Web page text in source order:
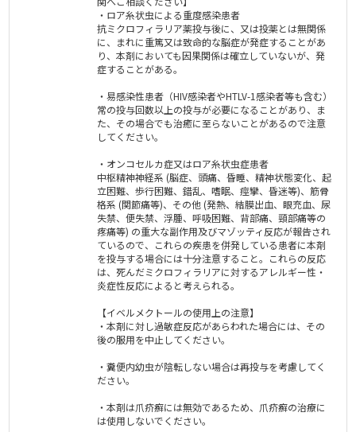
・ロア糸状虫による重度感染患者
抗ミクロフィラリア薬投与後に、又は投薬とは無関係
に、まれに重篤又は致命的な脳症が発症することがあ
り、本剤においても因果関係は確立していないが、発
症することがある。
・易感染性患者（HIV感染者やHTLV-1感染者等も含む）
常の投与回数以上の投与が必要になることがあり、ま
た、その場合でも治癒に至らないことがあるので注意
してください。
・オンコセルカ症又はロア糸状虫症患者
中枢精神神経系 (脳症、頭痛、昏睡、精神状態変化、起
立困難、歩行困難、錯乱、嗜眠、痙攣、昏迷等)、筋骨
格系 (関節痛等)、その他 (発熱、結膜出血、眼充血、尿
失禁、便失禁、浮腫、呼吸困難、背部痛、頸部痛等の
疼痛等) の重大な副作用及びマゾッティ反応が報告され
ているので、これらの疾患を併発している患者に本剤
を投与する場合には十分注意すること。これらの反応
は、死んだミクロフィラリアに対するアレルギー性・
炎症性反応によると考えられる。
【イベルメクトールの使用上の注意】
・本剤に対し過敏症反応があらわれた場合には、その
後の服用を中止してください。
・糞便内幼虫が陰転しない場合は再投与を考慮してく
ださい。
・本剤は爪疥癬には無効であるため、爪疥癬の治療に
は使用しないでください。